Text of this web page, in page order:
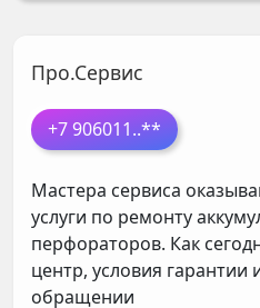
Про.Сервис
+7 906011..**
Мастера сервиса
услуги по ремонту
перфораторов. Как
центр, условия
обращении